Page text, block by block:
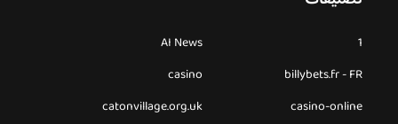
1
AI News
billybets.fr - FR
casino
casino-online
catonvillage.org.uk